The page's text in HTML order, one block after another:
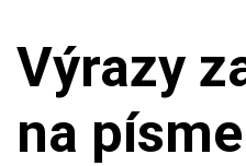
Výrazy
na